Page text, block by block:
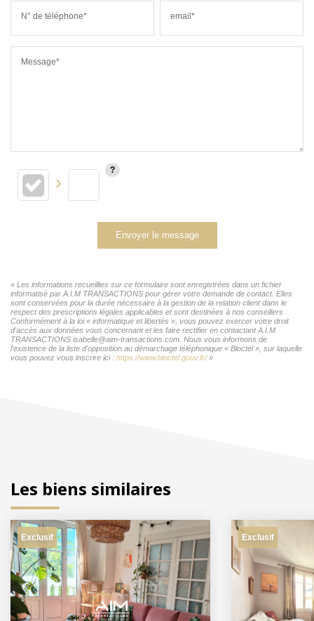
N° de téléphone* email*
Message*
Envoyer le message
« Les informations recueillies sur ce formulaire sont enregistrées dans un fichier
informatisé par A.I.M TRANSACTIONS pour gérer votre demande de contact. Elles
sont conservées pour la durée nécessaire à la gestion de la relation client dans le
respect des prescriptions légales applicables et sont destinées à nos conseillers
Conformément à la loi « informatique et libertés », vous pouvez exercer votre droit
d'accès aux données vous concernant et les faire rectifier en contactant A.I.M
TRANSACTIONS isabelle@aim-transactions.com. Nous vous informons de
l'existence de la liste d'opposition au démarchage téléphonique « Bloctel », sur laquelle
vous pouvez vous inscrire ici : https://www.bloctel.gouv.fr/»
Les biens similaires
Exclusif Exclusif